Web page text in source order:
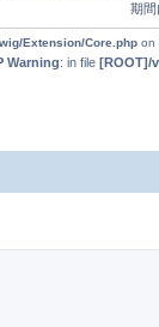
期間
Extension/Core.php on
Warning: in file [ROOT]/